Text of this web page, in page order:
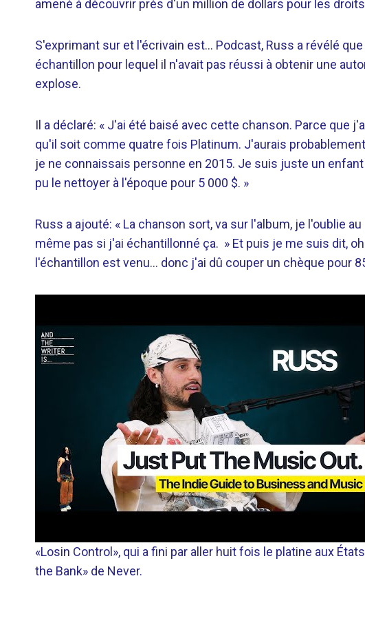
amené à découvrir près d'un million de dollars pour les
S'exprimant sur et l'écrivain est… Podcast, Russ a révélé
échantillon pour lequel il n'avait pas réussi à obtenir une
explose.
Il a déclaré: « J'ai été baisé avec cette chanson. Parce que
qu'il soit comme quatre fois Platinum. J'aurais
je ne connaissais personne en 2015. Je suis juste un
pu le nettoyer à l'époque pour 5 000 $. »
Russ a ajouté: « La chanson sort, va sur l'album, je l'oublie
même pas si j'ai échantillonné ça. » Et puis je me suis dit,
l'échantillon est venu… donc j'ai dû couper un chèque pour
«Losin Control», qui a fini par aller huit fois le platine aux
the Bank» de Never.